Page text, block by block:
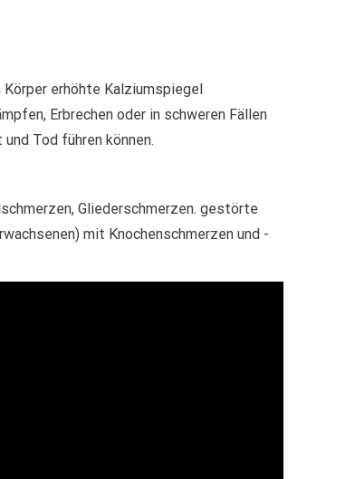
Körper erhöhte Kalziumspiegel
Erbrechen oder in schweren Fällen
Tod führen können.
Gliederschmerzen. gestörte
mit Knochenschmerzen und -